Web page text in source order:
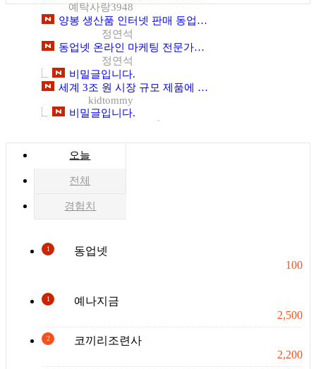
예탁사랑3948
양봉 생산품 인터넷 판매 동업자 초빙
정연석
동업넷 온라인 마케팅 전문가및 투자임원 초빙
정연석
비밀글입니다.
세계 3조 원 시장 규모 제품에 모든 단점을 보안하고 특허 출원한 제품으로 사업하고자 동업자를 찾습니다
kidtommy
비밀글입니다.
오늘
전체
경험치
1
동업넷
100
1
예나지금
2,500
2
코끼리조련사
2,200